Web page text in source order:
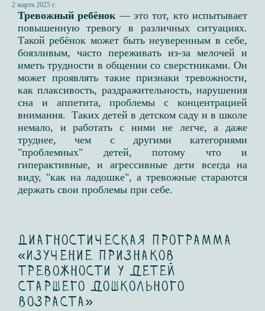
2 марта 2025 г.
Тревожный ребёнок— это тот, кто испытывает
повышенную тревогу в различных ситуациях.
Такой ребёнок может быть неуверенным в себе,
боязливым, часто переживать из-за мелочей и
иметь трудности в общении со сверстниками. Он
может проявлять такие признаки тревожности,
как плаксивость, раздражительность, нарушения
сна и аппетита, проблемы с концентрацией
внимания. Таких детей в детском саду и в школе
немало, и работать с ними не легче, а даже
труднее, чем с другими категориями
"проблемных" детей, потому что и
гиперактивные, и агрессивные дети всегда на
виду, "как на ладошке", а тревожные стараются
держать свои проблемы при себе.
Диагностическая программа
«Изучение признаков
тревожности у детей
старшего дошкольного
возраста»